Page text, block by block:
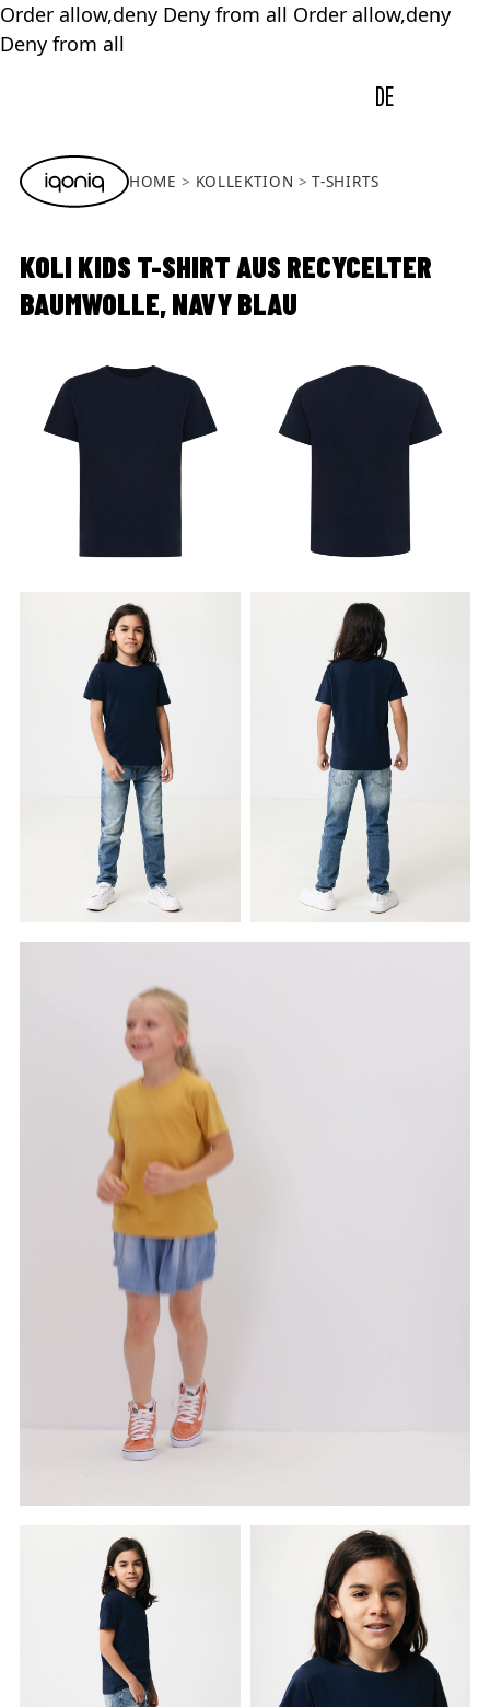
Order allow,deny Deny from all Order allow,deny
Deny from all
DE
HOME KOLLEKTION T-SHIRTS
KOLI KIDS T-SHIRT AUS RECYCELTER
BAUMWOLLE, NAVY BLAU